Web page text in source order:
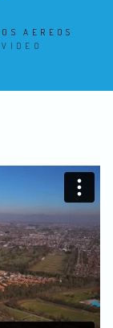
AEREOS
VIDEO